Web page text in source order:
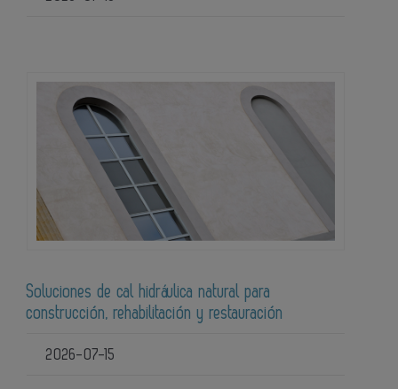
Soluciones de cal hidráulica natural para
construcción, rehabilitación y restauración
2026-07-15